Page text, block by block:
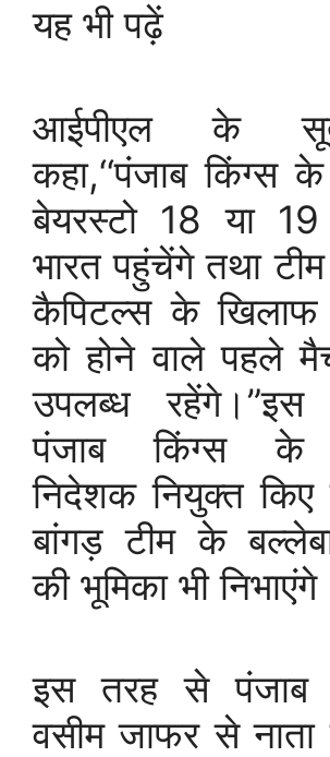
यह भी पढ़ें
आईपीएल के
कहा,‘‘पंजाब किंग्स
बेयरस्टो 18 या 19
भारत पहुंचेंगे तथा
कैपिटल्स के खिलाफ
को होने वाले पहले
उपलब्ध
पंजाब किंग्स के
निदेशक नियुक्त
बांगड़ टीम के
की भूमिका भी
इस तरह से पंजाब
वसीम जाफर से नाता